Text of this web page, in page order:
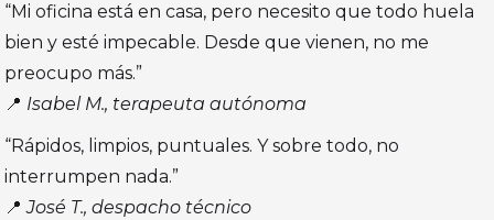
“Mi oficina está en casa, pero necesito que todo huela
bien y esté impecable. Desde que vienen, no me
preocupo más.”
📍 Isabel M., terapeuta autónoma
“Rápidos, limpios, puntuales. Y sobre todo, no
interrumpen nada.”
📍José T., despacho técnico